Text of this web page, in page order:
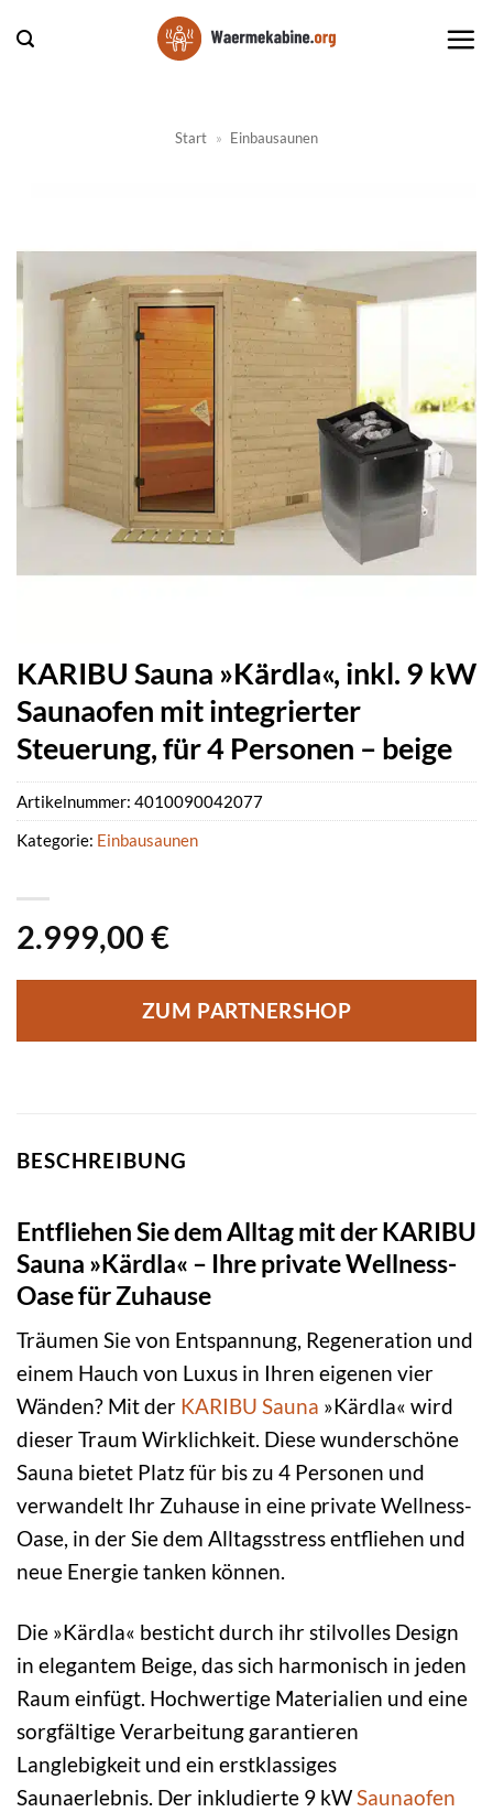
Inhalt
Start » Einbausaunen
KARIBU Sauna »Kärdla«, inkl. 9 kW
Saunaofen mit integrierter
Steuerung, für 4 Personen – beige
2.999,00 €
ZUM PARTNERSHOP
Artikelnummer: 4010090042077
Kategorie: Einbausaunen
BESCHREIBUNG
Entfliehen Sie dem Alltag mit der KARIBU
Sauna »Kärdla« – Ihre private Wellness-
Oase für Zuhause
Träumen Sie von Entspannung, Regeneration und
einem Hauch von Luxus in Ihren eigenen vier
Wänden? Mit der KARIBU Sauna »Kärdla« wird
dieser Traum Wirklichkeit. Diese wunderschöne
Sauna bietet Platz für bis zu 4 Personen und
verwandelt Ihr Zuhause in eine private Wellness-
Oase, in der Sie dem Alltagsstress entfliehen und
neue Energie tanken können.
Die »Kärdla« besticht durch ihr stilvolles Design
in elegantem Beige, das sich harmonisch in jeden
Raum einfügt. Hochwertige Materialien und eine
sorgfältige Verarbeitung garantieren
Langlebigkeit und ein erstklassiges
Saunaerlebnis. Der inkludierte 9 kWSaunaofen